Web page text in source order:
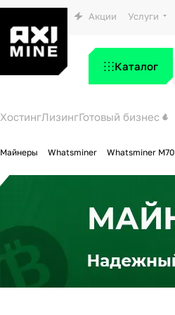
Акции Услуги
Каталог
ХостингЛизингГотовый бизнес
Майнеры Whatsminer Whatsminer M70